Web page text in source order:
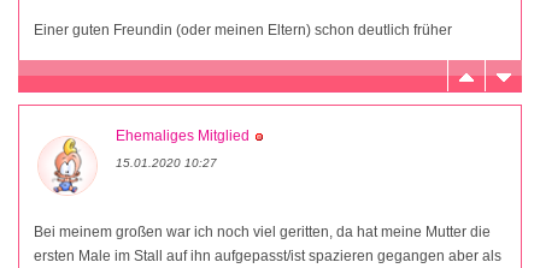
Einer guten Freundin (oder meinen Eltern) schon deutlich früher
Ehemaliges Mitglied
15.01.2020 10:27
Bei meinem großen war ich noch viel geritten, da hat meine Mutter die
ersten Male im Stall auf ihn aufgepasst/ist spazieren gegangen aber als